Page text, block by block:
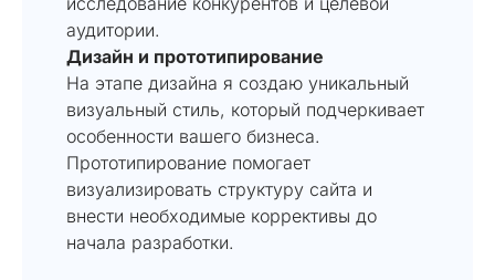
аудитории.
Дизайн и прототипирование
На этапе дизайна я создаю уникальный
визуальный стиль, который подчеркивает
особенности вашего бизнеса.
Прототипирование помогает
визуализировать структуру сайта и
внести необходимые коррективы до
начала разработки.